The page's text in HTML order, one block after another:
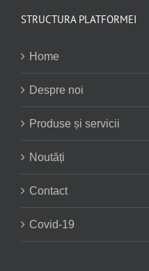
STRUCTURA PLATFORMEI
Home
Despre noi
Produse și servicii
Noutăți
Contact
Covid-19